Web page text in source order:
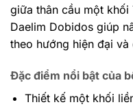
giữa thân cầu một khối
Daelim Dobidos giúp
theo hướng hiện đại và
Đặc điểm nổi bật của
Thiết kế một khối